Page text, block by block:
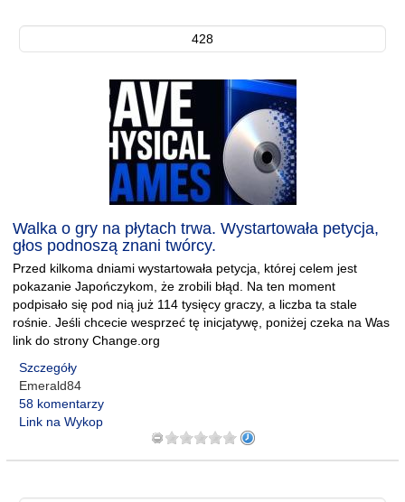
428
Walka o gry na płytach trwa. Wystartowała petycja,
głos podnoszą znani twórcy.
Przed kilkoma dniami wystartowała petycja, której celem jest
pokazanie Japończykom, że zrobili błąd. Na ten moment
podpisało się pod nią już 114 tysięcy graczy, a liczba ta stale
rośnie. Jeśli chcecie wesprzeć tę inicjatywę, poniżej czeka na Was
link do strony Change.org
Szczegóły
Emerald84
58 komentarzy
Link na Wykop